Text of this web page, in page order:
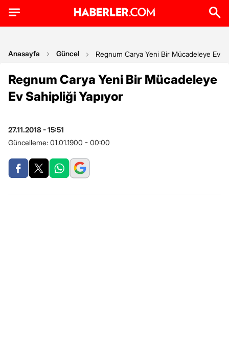
Anasayfa Güncel Regnum Carya Yeni Bir Mücadeleye Ev
Regnum Carya Yeni Bir Mücadeleye
Ev Sahipliği Yapıyor
27.11.2018 - 15:51
Güncelleme: 01.01.1900 - 00:00